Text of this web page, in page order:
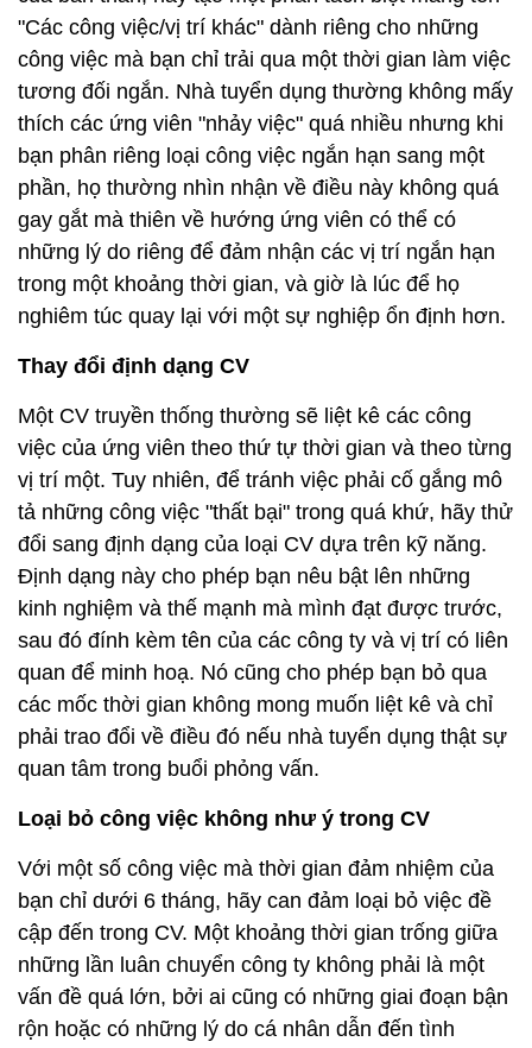
"Các công việc/vị trí khác" dành riêng cho những
công việc mà bạn chỉ trải qua một thời gian làm việc
tương đối ngắn. Nhà tuyển dụng thường không mấy
thích các ứng viên "nhảy việc" quá nhiều nhưng khi
bạn phân riêng loại công việc ngắn hạn sang một
phần, họ thường nhìn nhận về điều này không quá
gay gắt mà thiên về hướng ứng viên có thể có
những lý do riêng để đảm nhận các vị trí ngắn hạn
trong một khoảng thời gian, và giờ là lúc để họ
nghiêm túc quay lại với một sự nghiệp ổn định hơn.
Thay đổi định dạng CV
Một CV truyền thống thường sẽ liệt kê các công
việc của ứng viên theo thứ tự thời gian và theo từng
vị trí một. Tuy nhiên, để tránh việc phải cố gắng mô
tả những công việc "thất bại" trong quá khứ, hãy thử
đổi sang định dạng của loại CV dựa trên kỹ năng.
Định dạng này cho phép bạn nêu bật lên những
kinh nghiệm và thế mạnh mà mình đạt được trước,
sau đó đính kèm tên của các công ty và vị trí có liên
quan để minh hoạ. Nó cũng cho phép bạn bỏ qua
các mốc thời gian không mong muốn liệt kê và chỉ
phải trao đổi về điều đó nếu nhà tuyển dụng thật sự
quan tâm trong buổi phỏng vấn.
Loại bỏ công việc không như ý trong CV
Với một số công việc mà thời gian đảm nhiệm của
bạn chỉ dưới 6 tháng, hãy can đảm loại bỏ việc đề
cập đến trong CV. Một khoảng thời gian trống giữa
những lần luân chuyển công ty không phải là một
vấn đề quá lớn, bởi ai cũng có những giai đoạn bận
rộn hoặc có những lý do cá nhân dẫn đến tình